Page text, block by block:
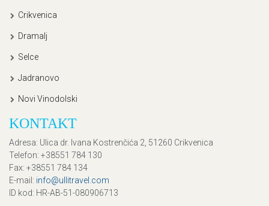
Crikvenica
Dramalj
Selce
Jadranovo
Novi Vinodolski
KONTAKT
Adresa: Ulica dr. Ivana Kostrenčića 2, 51260 Crikvenica
Telefon: +38551 784 130
Fax: +38551 784 134
E-mail: info@ullitravel.com
ID kod: HR-AB-51-080906713